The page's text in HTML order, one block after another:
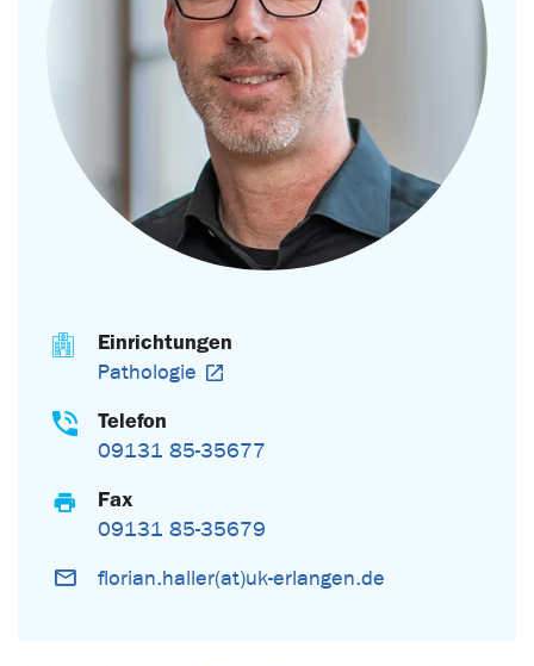
Einrichtungen
Pathologie
Telefon
09131 85-35677
Fax
09131 85-35679
florian.haller(at)uk-erlangen.de